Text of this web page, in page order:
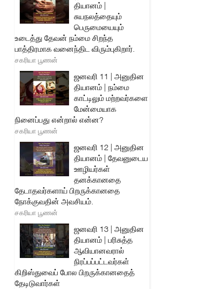
தியானம் |
சுயநலத்தையும்
பெருமையையும்
உடைத்து தேவன் நம்மை சிறந்த
பாத்திரமாக வனைந்திட விரும்புகிறார்.
சகரியா பூணன்
ஜனவரி 11 | அனுதின
தியானம் | நம்மை
காட்டிலும் மற்றவர்களை
மேன்மையாக
நினைப்பது என்றால் என்ன?
சகரியா பூணன்
ஜனவரி 12 | அனுதின
தியானம் | தேவனுடைய
ஊழியர்கள்
தனக்கானதை
தேடாதவர்களாய் பிறருக்கானதை
நோக்குவதின் அவசியம்.
சகரியா பூணன்
ஜனவரி 13 | அனுதின
தியானம் | பரிசுத்த
ஆவியானவரால்
நிரப்பப்பட்டவர்கள்
கிறிஸ்துவைப் போல பிறருக்கானதைத்
தேடிடுவார்கள்